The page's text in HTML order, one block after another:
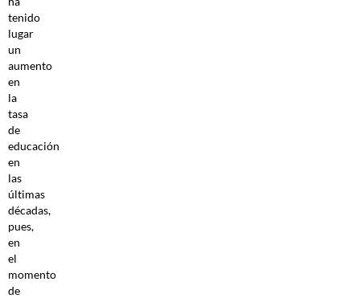
tenido
lugar
un
aumento
en
la
tasa
de
educación
en
las
últimas
décadas,
pues,
en
el
momento
de